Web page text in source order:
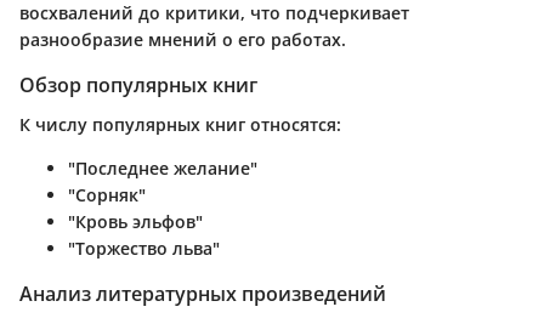
восхвалений до критики, что подчеркивает
разнообразие мнений о его работах.
Обзор популярных книг
К числу популярных книг относятся:
"Последнее желание"
"Сорняк"
"Кровь эльфов"
"Торжество льва"
Анализ литературных произведений